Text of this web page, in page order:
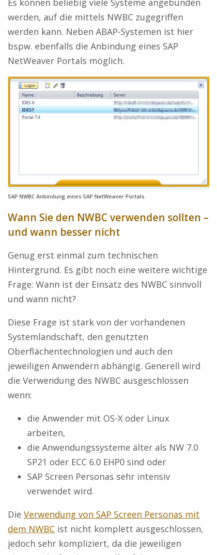
Es können beliebig viele Systeme angebunden
werden, auf die mittels NWBC zugegriffen
werden kann. Neben ABAP-Systemen ist hier
bspw. ebenfalls die Anbindung eines SAP
NetWeaver Portals möglich.
SAP NWBC Anbindung eines SAP NetWeaver Portals.
Wann Sie den NWBC verwenden sollten –
und wann besser nicht
Genug erst einmal zum technischen
Hintergrund. Es gibt noch eine weitere wichtige
Frage: Wann ist der Einsatz des NWBC sinnvoll
und wann nicht?
Diese Frage ist stark von der vorhandenen
Systemlandschaft, den genutzten
Oberflächentechnologien und auch den
jeweiligen Anwendern abhängig. Generell wird
die Verwendung des NWBC ausgeschlossen
wenn:
die Anwender mit OS-X oder Linux
arbeiten,
die Anwendungssysteme älter als NW 7.0
SP21 oder ECC 6.0 EHP0 sind oder
SAP Screen Personas sehr intensiv
verwendet wird.
Die Verwendung von SAP Screen Personas mit
dem NWBC ist nicht komplett ausgeschlossen,
jedoch sehr kompliziert, da die jeweiligen